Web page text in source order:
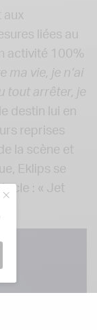
aux
liées au
activité 100%
ma vie, je n’ai
tout arrêter, je
destin lui en
reprises
la scène et
Eklips se
: « Jet